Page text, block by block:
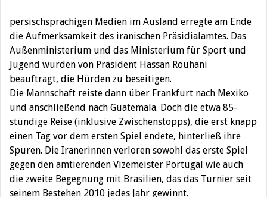
persischsprachigen Medien im Ausland erregte am Ende
die Aufmerksamkeit des iranischen Präsidialamtes. Das
Außenministerium und das Ministerium für Sport und
Jugend wurden von Präsident Hassan Rouhani
beauftragt, die Hürden zu beseitigen.
Die Mannschaft reiste dann über Frankfurt nach Mexiko
und anschließend nach Guatemala. Doch die etwa 85-
stündige Reise (inklusive Zwischenstopps), die erst knapp
einen Tag vor dem ersten Spiel endete, hinterließ ihre
Spuren. Die Iranerinnen verloren sowohl das erste Spiel
gegen den amtierenden Vizemeister Portugal wie auch
die zweite Begegnung mit Brasilien, das das Turnier seit
seinem Bestehen 2010 jedes Jahr gewinnt.